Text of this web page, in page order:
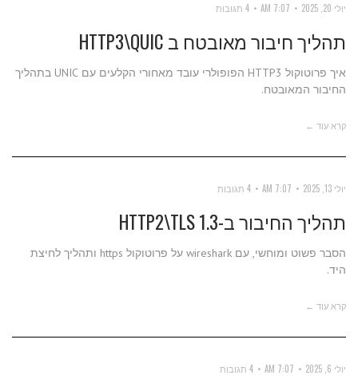
יולי 20, 2025 7:07 AM 4 תגובות
תהליך חיבור מאובטח ב HTTP3\QUIC
איך פרוטוקול HTTP3 הפופולרי עובד מאחורי הקלעים עם UNIC בתהליך
החיבור המאובטח.
קרא עוד ←
יולי 13, 2025 7:07 AM 4 תגובות
תהליך החיבור ב-HTTP2\TLS 1.3
הסבר פשוט ומוחשי, עם wireshark על פרוטוקול https ותהליך לחיצת
היד.
קרא עוד ←
יולי 6, 2025 7:07 AM 4 תגובות